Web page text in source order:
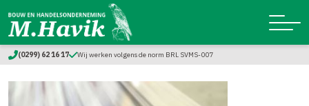
(0299) 62 16 17 Wij werken volgens de norm BRL SVMS-007